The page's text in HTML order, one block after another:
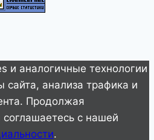
и аналогичные технологии
сайта, анализа трафика и
Продолжая
соглашаетесь с нашей
.